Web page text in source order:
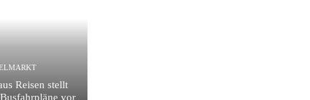
Reisen stellt
vor